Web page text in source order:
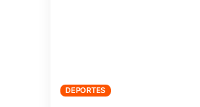
DEPORTES